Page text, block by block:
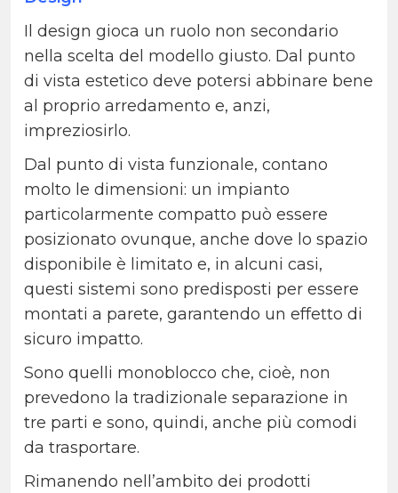
Il design gioca un ruolo non secondario
nella scelta del modello giusto. Dal punto
di vista estetico deve potersi abbinare bene
al proprio arredamento e, anzi,
impreziosirlo.
Dal punto di vista funzionale, contano
molto le dimensioni: un impianto
particolarmente compatto può essere
posizionato ovunque, anche dove lo spazio
disponibile è limitato e, in alcuni casi,
questi sistemi sono predisposti per essere
montati a parete, garantendo un effetto di
sicuro impatto.
Sono quelli monoblocco che, cioè, non
prevedono la tradizionale separazione in
tre parti e sono, quindi, anche più comodi
da trasportare.
Rimanendo nell’ambito dei prodotti